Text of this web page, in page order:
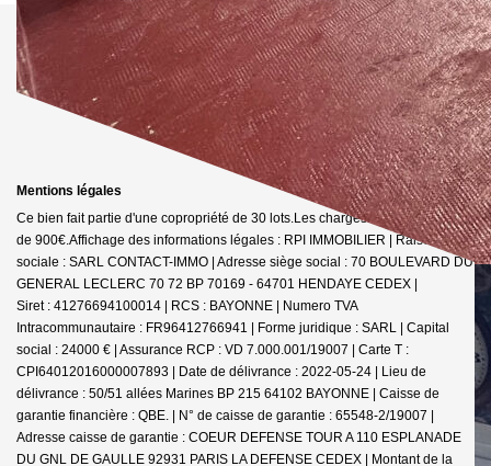
Mentions légales
Ce bien fait partie d'une copropriété de 30 lots.Les charges annuelles sont
de 900€.Affichage des informations légales : RPI IMMOBILIER | Raison
sociale : SARL CONTACT-IMMO | Adresse siège social : 70 BOULEVARD DU
GENERAL LECLERC 70 72 BP 70169 - 64701 HENDAYE CEDEX |
Siret : 41276694100014 | RCS : BAYONNE | Numero TVA
Intracommunautaire : FR96412766941 | Forme juridique : SARL | Capital
social : 24000 € | Assurance RCP : VD 7.000.001/19007 | Carte T :
CPI64012016000007893 | Date de délivrance : 2022-05-24 | Lieu de
délivrance : 50/51 allées Marines BP 215 64102 BAYONNE | Caisse de
garantie financière : QBE. | N° de caisse de garantie : 65548-2/19007 |
Adresse caisse de garantie : COEUR DEFENSE TOUR A 110 ESPLANADE
DU GNL DE GAULLE 92931 PARIS LA DEFENSE CEDEX | Montant de la